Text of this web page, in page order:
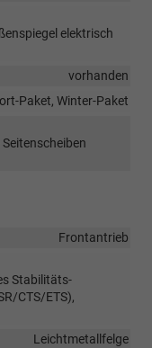
elektrisch
vorhanden
Paket, Winter-Paket
Frontantrieb
Stabilitäts-
CTS/ETS),
Leichtmetallfelge